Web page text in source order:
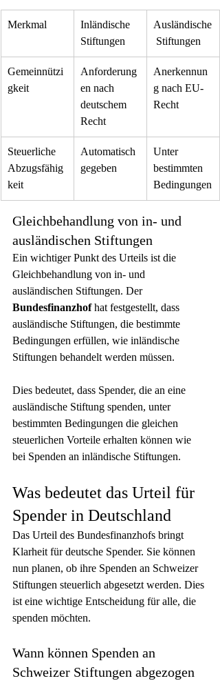
Merkmal
Inländische
Stiftungen
Ausländische
Stiftungen
Gemeinnützi
gkeit
Anforderung
en nach
deutschem
Recht
Anerkennun
g nach EU-
Recht
Steuerliche
Abzugsfähig
keit
Automatisch
gegeben
Unter
bestimmten
Bedingungen
Gleichbehandlung von in- und
ausländischen Stiftungen
Ein wichtiger Punkt des Urteils ist die
Gleichbehandlung von in- und
ausländischen Stiftungen. Der
Bundesfinanzhof hat festgestellt, dass
ausländische Stiftungen, die bestimmte
Bedingungen erfüllen, wie inländische
Stiftungen behandelt werden müssen.
Dies bedeutet, dass Spender, die an eine
ausländische Stiftung spenden, unter
bestimmten Bedingungen die gleichen
steuerlichen Vorteile erhalten können wie
bei Spenden an inländische Stiftungen.
Was bedeutet das Urteil für
Spender in Deutschland
Das Urteil des Bundesfinanzhofs bringt
Klarheit für deutsche Spender. Sie können
nun planen, ob ihre Spenden an Schweizer
Stiftungen steuerlich abgesetzt werden. Dies
ist eine wichtige Entscheidung für alle, die
spenden möchten.
Wann können Spenden an
Schweizer Stiftungen abgezogen